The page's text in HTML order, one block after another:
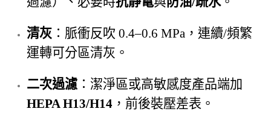
清灰 ：脈衝反吹 0.4–0.6 MPa，連續/頻繁
運轉可分區清灰。
二次過濾 ：潔淨區或高敏感度產品端加
HEPA H13/H14 ，前後裝壓差表。